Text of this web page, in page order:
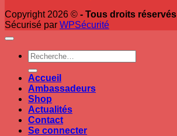
Copyright 2026 © - Tous droits réservés
Sécurisé par WPSécurité
Recherche
pour :
Accueil
Ambassadeurs
Shop
Actualités
Contact
Se connecter